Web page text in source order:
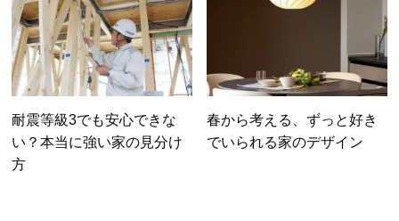
耐震等級3でも安心できな
い？本当に強い家の見分け
方
春から考える、ずっと好き
でいられる家のデザイン